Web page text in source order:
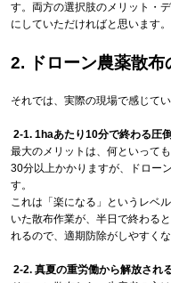
す。両方の選択肢のメリット・
にしていただければと思います。
2. ドローン農薬散布
それでは、実際の現場で感じて
2-1. 1haあたり10分で終わる圧
最大のメリットは、何といって
30分以上かかりますが、ドロー
す。
これは「楽になる」というレベ
いた散布作業が、半日で終わる
れるので、適期防除がしやすくな
2-2. 真夏の重労働から解放され